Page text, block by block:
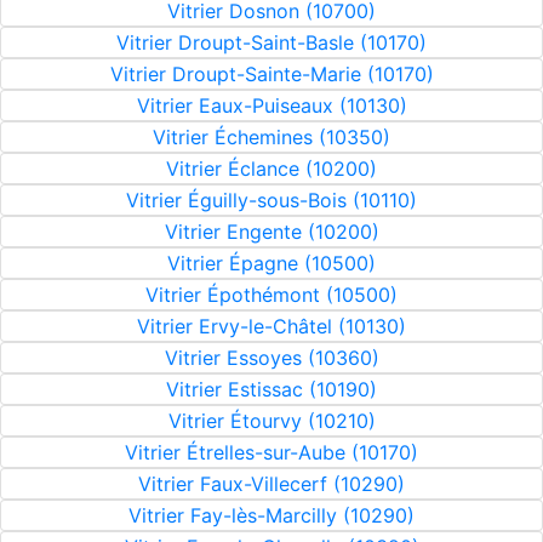
Vitrier Dosnon (10700)
Vitrier Droupt-Saint-Basle (10170)
Vitrier Droupt-Sainte-Marie (10170)
Vitrier Eaux-Puiseaux (10130)
Vitrier Échemines (10350)
Vitrier Éclance (10200)
Vitrier Éguilly-sous-Bois (10110)
Vitrier Engente (10200)
Vitrier Épagne (10500)
Vitrier Épothémont (10500)
Vitrier Ervy-le-Châtel (10130)
Vitrier Essoyes (10360)
Vitrier Estissac (10190)
Vitrier Étourvy (10210)
Vitrier Étrelles-sur-Aube (10170)
Vitrier Faux-Villecerf (10290)
Vitrier Fay-lès-Marcilly (10290)